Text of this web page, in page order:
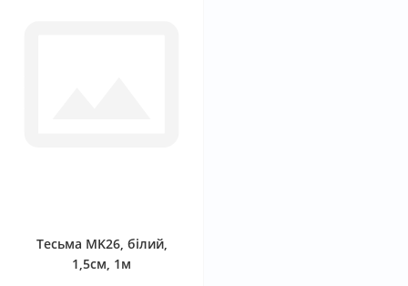
Тесьма MK26, білий,
1,5см, 1м